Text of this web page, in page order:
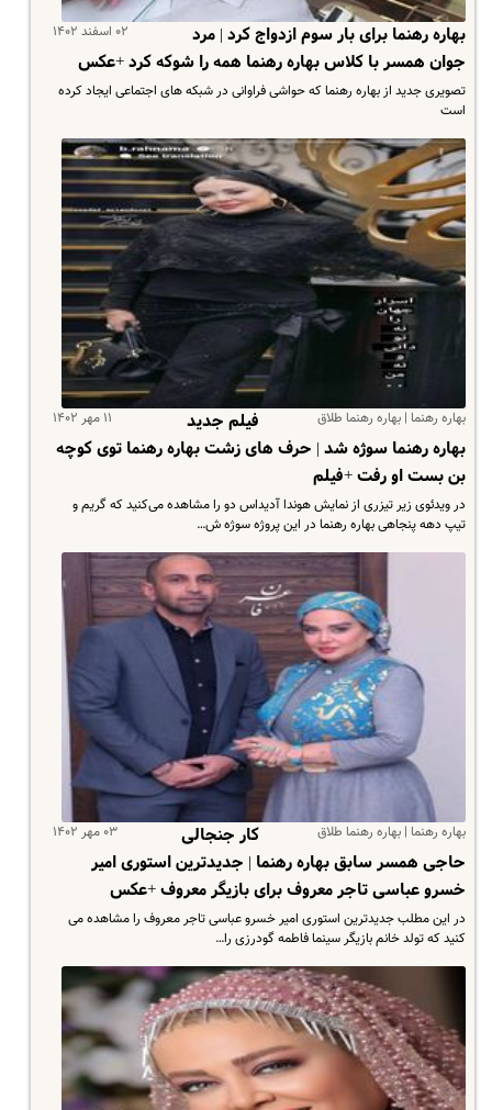
۰۲ اسفند ۱۴۰۲
بهاره رهنما برای بار سوم ازدواج کرد | مرد
جوان همسر با کلاس بهاره رهنما همه را شوکه کرد +عکس
تصویری جدید از بهاره رهنما که حواشی فراوانی در شبکه های اجتماعی ایجاد کرده
است
بهاره رهنما | بهاره رهنما طلاق ۱۱ مهر ۱۴۰۲
فیلم جدید
بهاره رهنما سوژه شد | حرف های زشت بهاره رهنما توی کوچه
بن بست او رفت +فیلم
در ویدئوی زیر تیزری از نمایش هوندا آدیداس دو را مشاهده می‌کنید که گریم و
تیپ دهه پنجاهی بهاره رهنما در این پروژه سوژه ش…
بهاره رهنما | بهاره رهنما طلاق ۰۳ مهر ۱۴۰۲
کار جنجالی
حاجی همسر سابق بهاره رهنما | جدیدترین استوری امیر
خسرو عباسی تاجر معروف برای بازیگر معروف +عکس
در این مطلب جدیدترین استوری امیر خسرو عباسی تاجر معروف را مشاهده می
کنید که تولد خانم بازیگر سینما فاطمه گودرزی را…